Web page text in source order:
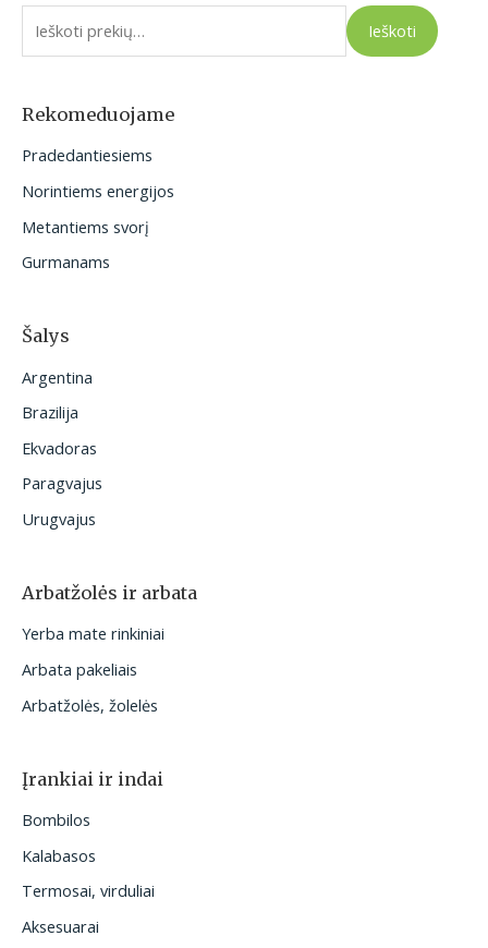
e
o
:
Ieškoti
Rekomeduojame
Pradedantiesiems
Norintiems energijos
Metantiems svorį
Gurmanams
Šalys
Argentina
Brazilija
Ekvadoras
Paragvajus
Urugvajus
Arbatžolės ir arbata
Yerba mate rinkiniai
Arbata pakeliais
Arbatžolės, žolelės
Įrankiai ir indai
Bombilos
Kalabasos
Termosai, virduliai
Aksesuarai